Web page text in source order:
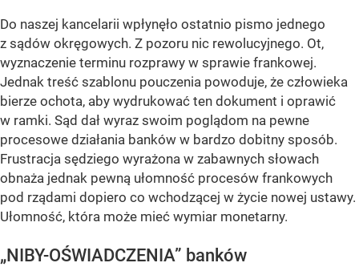
Do naszej kancelarii wpłynęło ostatnio pismo jednego
z sądów okręgowych. Z pozoru nic rewolucyjnego. Ot,
wyznaczenie terminu rozprawy w sprawie frankowej.
Jednak treść szablonu pouczenia powoduje, że człowieka
bierze ochota, aby wydrukować ten dokument i oprawić
w ramki. Sąd dał wyraz swoim poglądom na pewne
procesowe działania banków w bardzo dobitny sposób.
Frustracja sędziego wyrażona w zabawnych słowach
obnaża jednak pewną ułomność procesów frankowych
pod rządami dopiero co wchodzącej w życie nowej ustawy.
Ułomność, która może mieć wymiar monetarny.
„NIBY-OŚWIADCZENIA” banków